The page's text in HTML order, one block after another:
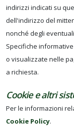
indirizzi indicati su
dell'indirizzo del
nonché degli
Specifiche
o visualizzate nelle
a richiesta.
Cookie e altri
Per le informazioni
Cookie Policy.